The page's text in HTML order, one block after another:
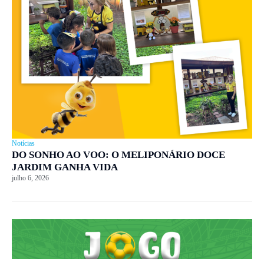
Notícias
DO SONHO AO VOO: O MELIPONÁRIO DOCE
JARDIM GANHA VIDA
julho 6, 2026